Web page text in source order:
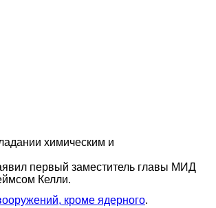
химическим и
первый заместитель главы МИД
Келли.
кроме ядерного.